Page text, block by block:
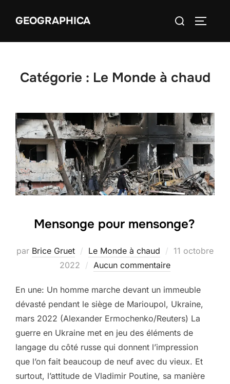
GEOGRAPHICA Rechercher :
Catégorie : Le Monde à chaud
Mensonge pour mensonge?
par Brice Gruet Le Monde à chaud
Publié
11 octobre
2022
Aucun commentaire
En une: Un homme marche devant un immeuble
dévasté pendant le siège de Marioupol, Ukraine,
mars 2022 (Alexander Ermochenko/Reuters) La
guerre en Ukraine met en jeu des éléments de
langage du côté russe qui donnent l’impression
que l’on fait beaucoup de neuf avec du vieux. Et
surtout, l’attitude de Vladimir Poutine, sa manière